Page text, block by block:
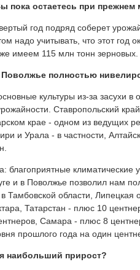
пока остаетесь при прежнем
год подряд соберет
надо учитывать, что этот
имеем 115 млн тонн зерновых.
полностью
культуры из-за засухи
Ставропольский
крае - одном из ведущих
и Урала - в частности,
благоприятные
и в Поволжье позволил нам
Тамбовской области, Липецкая
Татарстан - плюс 10
Самара - плюс 8
прошлого года на один
наибольший прирост?